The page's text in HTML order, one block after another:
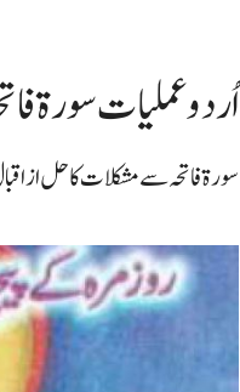
اُردو عملیات سورۃ
سورۃ فاتحہ سے مشکلات کا حل از